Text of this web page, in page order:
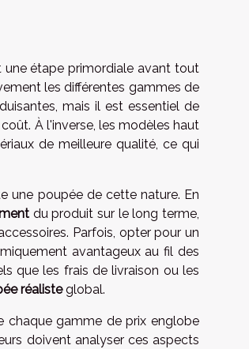
étape primordiale avant tout
les différentes gammes de
mais il est essentiel de
À l'inverse, les modèles haut
de meilleure qualité, ce qui
une poupée de cette nature. En
du produit sur le long terme,
Parfois, opter pour un
avantageux au fil des
que les frais de livraison ou les
réalisteglobal.
chaque gamme de prix englobe
doivent analyser ces aspects